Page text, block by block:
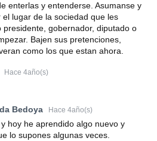
enterlas y entenderse. Asumanse y
lugar de la sociedad que les
presidente, gobernador, diputado o
Bajen sus pretenciones,
como los que estan ahora.
Hace 4año(s)
Bedoya Hace 4año(s)
hoy he aprendido algo nuevo y
lo supones algunas veces.